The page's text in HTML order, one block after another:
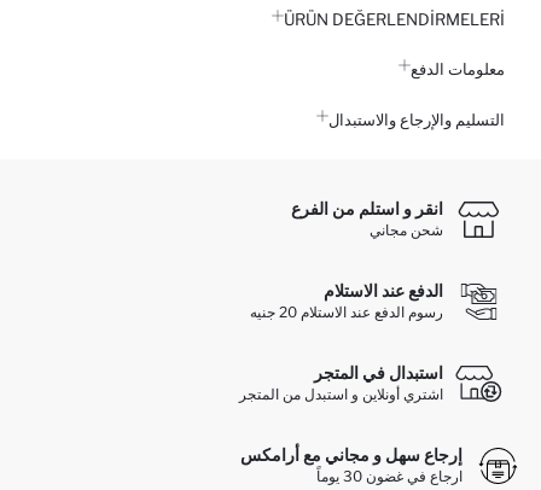
ÜRÜN DEĞERLENDİRMELERİ
معلومات الدفع
التسليم والإرجاع والاستبدال
انقر و استلم من الفرع
شحن مجاني
الدفع عند الاستلام
رسوم الدفع عند الاستلام 20 جنيه
استبدال في المتجر
اشتري أونلاين و استبدل من المتجر
إرجاع سهل و مجاني مع أرامكس
ارجاع في غضون 30 يوماً